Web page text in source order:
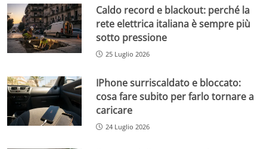
Caldo record e blackout: perché la
rete elettrica italiana è sempre più
sotto pressione
25 Luglio 2026
IPhone surriscaldato e bloccato:
cosa fare subito per farlo tornare a
caricare
24 Luglio 2026